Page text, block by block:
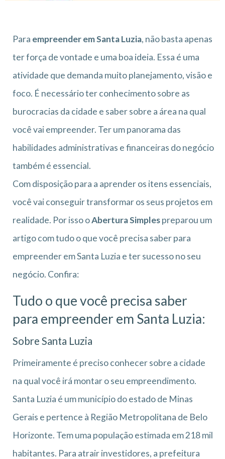
Para empreender em Santa Luzia, não basta apenas
ter força de vontade e uma boa ideia. Essa é uma
atividade que demanda muito planejamento, visão e
foco. É necessário ter conhecimento sobre as
burocracias da cidade e saber sobre a área na qual
você vai empreender. Ter um panorama das
habilidades administrativas e financeiras do negócio
também é essencial.
Com disposição para a aprender os itens essenciais,
você vai conseguir transformar os seus projetos em
realidade. Por isso oAbertura Simplespreparou um
artigo com tudo o que você precisa saber para
empreender em Santa Luzia e ter sucesso no seu
negócio. Confira:
Tudo o que você precisa saber
para empreender em Santa Luzia:
Sobre Santa Luzia
Primeiramente é preciso conhecer sobre a cidade
na qual você irá montar o seu empreendimento.
Santa Luzia é um município do estado de Minas
Gerais e pertence à Região Metropolitana de Belo
Horizonte. Tem uma população estimada em 218 mil
habitantes. Para atrair investidores, a prefeitura